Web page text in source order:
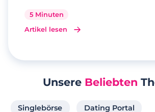
5 Minuten
Artikel lesen
Unsere Beliebten
Singlebörse Dating Portal